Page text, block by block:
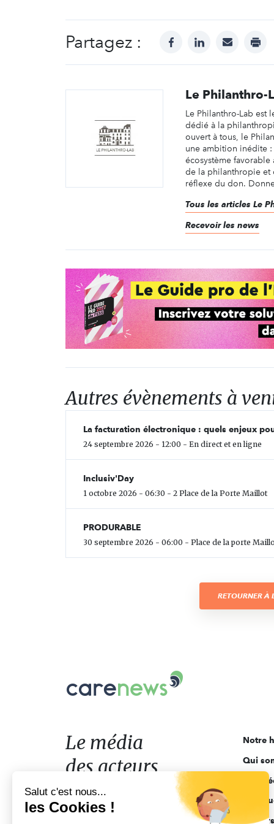
Partagez : facebooklinkedinmail
Le Philanthro-
Le Philanthro-Lab est
dédié à la
ouvert à tous, le
une ambition inédite :
écosystème
de la philanthropie et
réflexe du don.
Tous les articles Le
Recevoir les news
Autres évènements à
La facturation électronique : quels enjeux
24 septembre 2026 - 12:00 - En direct et en ligne
Inclusiv'Day
1 octobre 2026 - 06:30 - 2 Place de la Porte Maillot
PRODURABLE
30 septembre 2026 - 06:00 - Place de la porte
RETOURNER À
Le
acteurs
de
l'engagement
Le média
des acteurs
de l'engagement
Notre
Qui
Ligne
Salut c'est nous...
les Cookies !